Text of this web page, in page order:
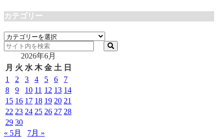
カテゴリー
カ
テ
リ
ー
2026年6月
月 火 水 木 金 土 日
1
2 3 4 5 6
7
8
9 10 11 12 13 14
15 16 17 18 19 20 21
22 23 24 25 26 27 28
29 30
« 5月
7月 »